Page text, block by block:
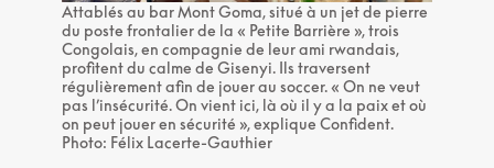
Attablés au bar Mont Goma, situé à un jet de pierre
du poste frontalier de la « Petite Barrière », trois
Congolais, en compagnie de leur ami rwandais,
profitent du calme de Gisenyi. Ils traversent
régulièrement afin de jouer au soccer. « On ne veut
pas l’insécurité. On vient ici, là où il y a la paix et où
on peut jouer en sécurité », explique Confident.
Photo: Félix Lacerte-Gauthier